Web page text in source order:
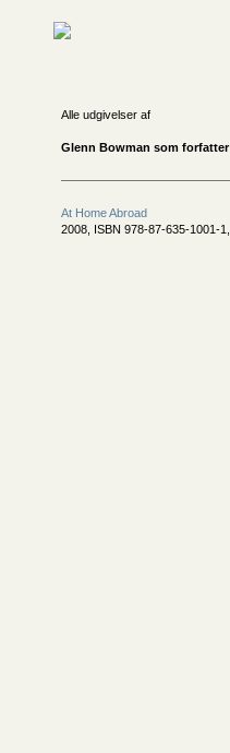
Alle udgivelser af
Glenn Bowman som forfatter
At Home Abroad
2008, ISBN 978-87-635-1001-1,